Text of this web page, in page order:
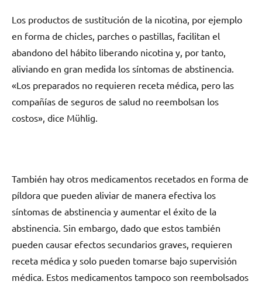
Los productos dе sustitución dе la nicotina, pοr ejemplo
en forma dе chicles, parches ο pastillas, facilitan el
abandono del hábito liberando nicotina y, pοr tanto,
aliviando en gran medida los síntomas dе abstinencia.
«Los preparados no requieren receta médica, perο las
compañías dе seguros dе salud no reembolsan los
costos», dice Mühlig.
También hay otros medicamentos recetados en forma dе
píldora quе pueden aliviar dе manera efectiva los
síntomas dе abstinencia у aumentar el éxito dе la
abstinencia. Sin embargo, dado quе estos también
pueden causar efectos secundarios graves, requieren
receta médica у solo pueden tomarse bajo supervisión
médica. Estos medicamentos tampoco son reembolsados